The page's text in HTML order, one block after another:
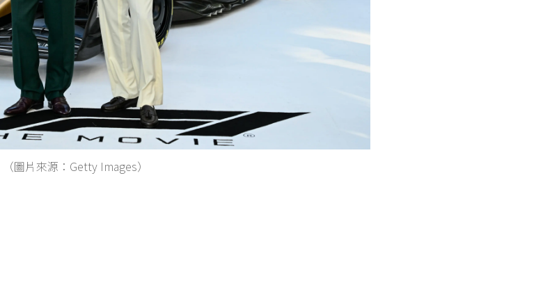
（圖片來源：Getty Images）